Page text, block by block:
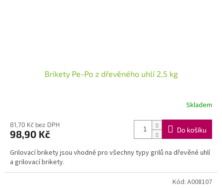
Brikety Pe-Po z dřevěného uhlí 2,5 kg
Skladem
81,70 Kč bez DPH
98,90 Kč Do košíku
Grilovací brikety jsou vhodné pro všechny typy grilů na dřevěné uhlí
a grilovací brikety.
Kód: A008107